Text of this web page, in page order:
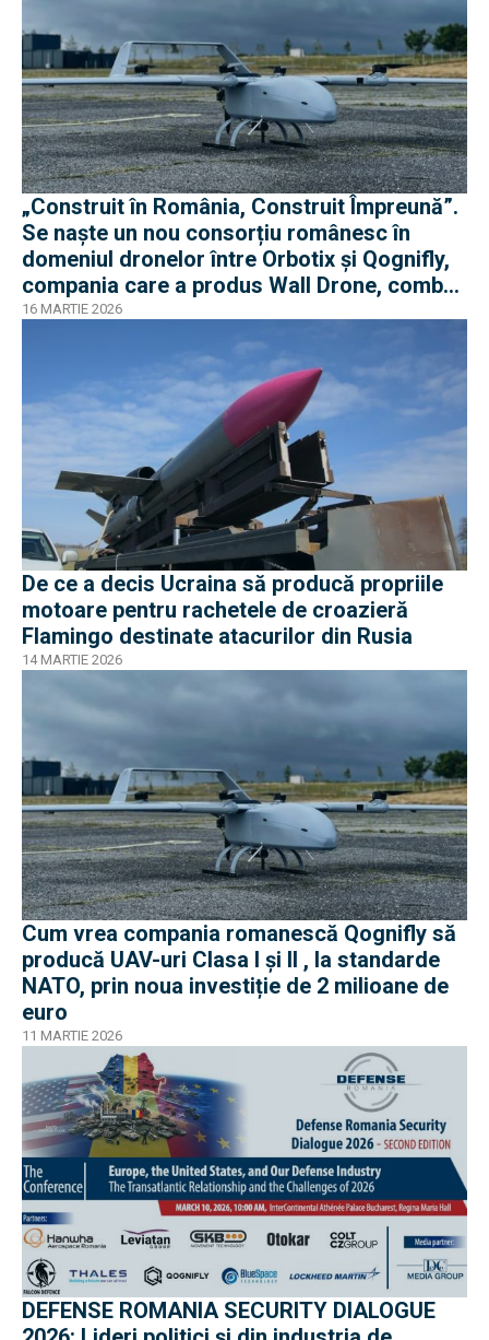
„Construit în România, Construit Împreună”.
Se naște un nou consorțiu românesc în
domeniul dronelor între Orbotix și Qognifly,
compania care a produs Wall Drone, combat
proven în războiul din Ucraina
16 MARTIE 2026
De ce a decis Ucraina să producă propriile
motoare pentru rachetele de croazieră
Flamingo destinate atacurilor din Rusia
14 MARTIE 2026
Cum vrea compania romanescă Qognifly să
producă UAV-uri Clasa I și II , la standarde
NATO, prin noua investiție de 2 milioane de
euro
11 MARTIE 2026
DEFENSE ROMANIA SECURITY DIALOGUE